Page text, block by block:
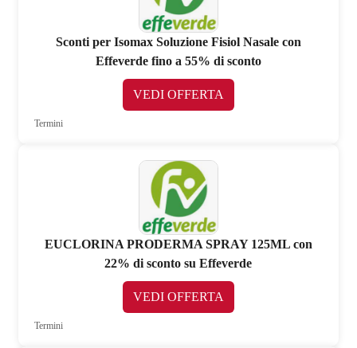
Sconti per Isomax Soluzione Fisiol Nasale con
Effeverde fino a 55% di sconto
VEDI OFFERTA
Termini
EUCLORINA PRODERMA SPRAY 125ML con
22% di sconto su Effeverde
VEDI OFFERTA
Termini